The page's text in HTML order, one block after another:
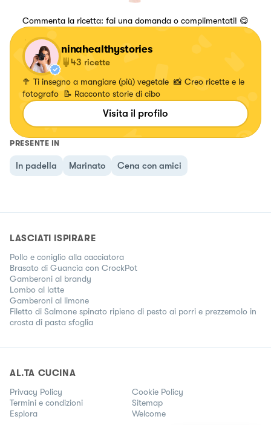
Commenta la ricetta: fai una domanda o complimentati! 😋
ninahealthystories
43 ricette
🥦 Ti insegno a mangiare (più) vegetale 📸 Creo ricette e le
fotografo 📝 Racconto storie di cibo
Visita il profilo
PRESENTE IN
In padella Marinato Cena con amici
LASCIATI ISPIRARE
Pollo e coniglio alla cacciatora
Brasato di Guancia con CrockPot
Gamberoni al brandy
Lombo al latte
Gamberoni al limone
Filetto di Salmone spinato ripieno di pesto ai porri e prezzemolo in
crosta di pasta sfoglia
AL.TA CUCINA
Privacy Policy
Cookie Policy
Termini e condizioni
Sitemap
Esplora
Welcome